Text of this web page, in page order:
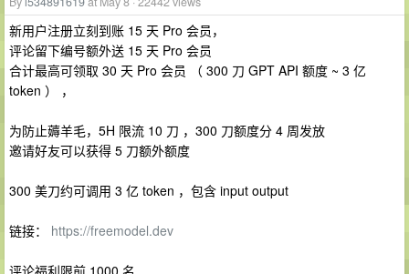
新用户注册立刻到账 15 天 Pro 会员，
评论留下编号额外送 15 天 Pro 会员
合计最高可领取 30 天 Pro 会员 （ 300 刀 GPT API 额度 ~ 3 亿
token ） ，
为防止薅羊毛，5H 限流 10 刀 ，300 刀额度分 4 周发放
邀请好友可以获得 5 刀额外额度
300 美刀约可调用 3 亿 token ，包含 input output
链接： https://freemodel.dev
评论福利限前 1000 名